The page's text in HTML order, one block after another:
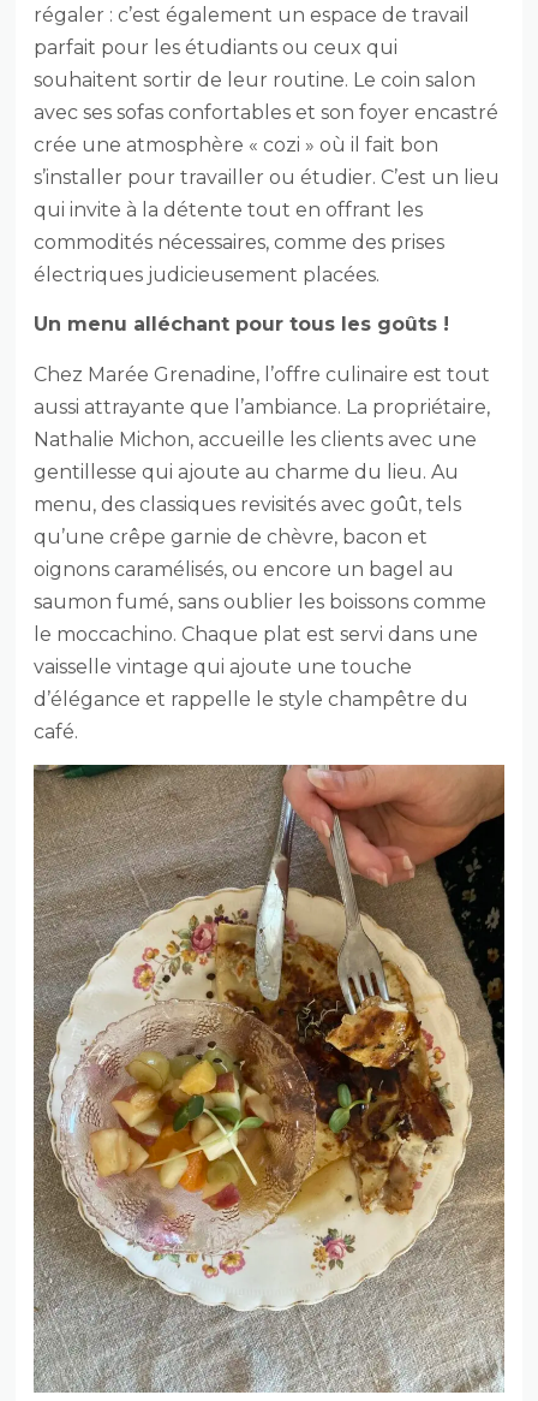
régaler : c’est également un espace de travail
parfait pour les étudiants ou ceux qui
souhaitent sortir de leur routine. Le coin salon
avec ses sofas confortables et son foyer encastré
crée une atmosphère « cozi » où il fait bon
s’installer pour travailler ou étudier. C’est un lieu
qui invite à la détente tout en offrant les
commodités nécessaires, comme des prises
électriques judicieusement placées.
Un menu alléchant pour tous les goûts !
Chez Marée Grenadine, l’offre culinaire est tout
aussi attrayante que l’ambiance. La propriétaire,
Nathalie Michon, accueille les clients avec une
gentillesse qui ajoute au charme du lieu. Au
menu, des classiques revisités avec goût, tels
qu’une crêpe garnie de chèvre, bacon et
oignons caramélisés, ou encore un bagel au
saumon fumé, sans oublier les boissons comme
le moccachino. Chaque plat est servi dans une
vaisselle vintage qui ajoute une touche
d’élégance et rappelle le style champêtre du
café.